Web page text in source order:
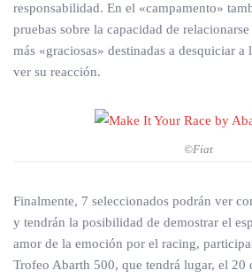
responsabilidad. En el «campamento»
pruebas sobre la capacidad de
más «graciosas» destinadas a desquiciar a
ver su reacción.
©Fiat
Finalmente, 7 seleccionados podrán ver
y tendrán la posibilidad de demostrar el
amor de la emoción por el racing,
Trofeo Abarth 500, que tendrá lugar, el 20